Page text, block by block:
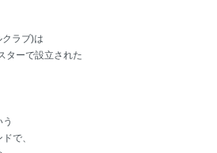
ラブ)は
ターで設立された
で、